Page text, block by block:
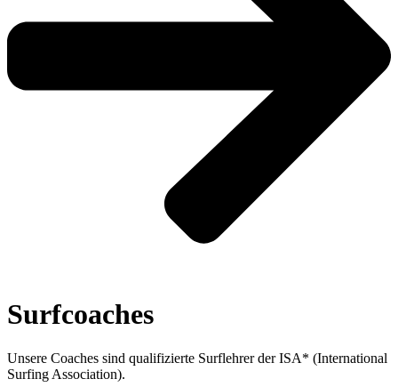
Surfcoaches
Unsere Coaches sind qualifizierte Surflehrer der ISA* (International
Surfing Association).